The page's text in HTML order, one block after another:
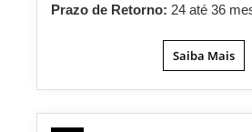
Prazo de Retorno: 24 até 36
Saiba Mais